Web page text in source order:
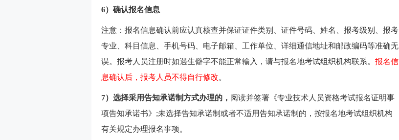
6）确认报名信息
注意：报名信息确认前应认真核查并保证证件类别、证件号码、姓名、报考级别、报考
专业、科目信息、手机号码、电子邮箱、工作单位、详细通信地址和邮政编码等准确无
误。报考人员注册时如遇生僻字不能正常输入，请与报名地考试组织机构联系。 报名信
息确认后，报考人员不得自行修改。
7）选择采用告知承诺制方式办理的， 阅读并签署《专业技术人员资格考试报名证明事
项告知承诺书》;未选择告知承诺制或者不适用告知承诺制的，按报名地考试组织机构
有关规定办理报名事项。